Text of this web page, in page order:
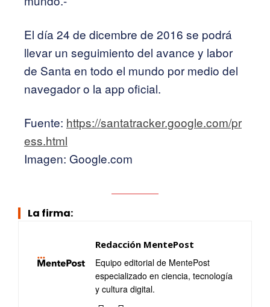
El día 24 de dicembre de 2016 se podrá
llevar un seguimiento del avance y labor
de Santa en todo el mundo por medio del
navegador o la app oficial.
Fuente: https://santatracker.google.com/pr
ess.html
Imagen: Google.com
La firma:
Redacción MentePost
Equipo editorial de MentePost
especializado en ciencia, tecnología
y cultura digital.